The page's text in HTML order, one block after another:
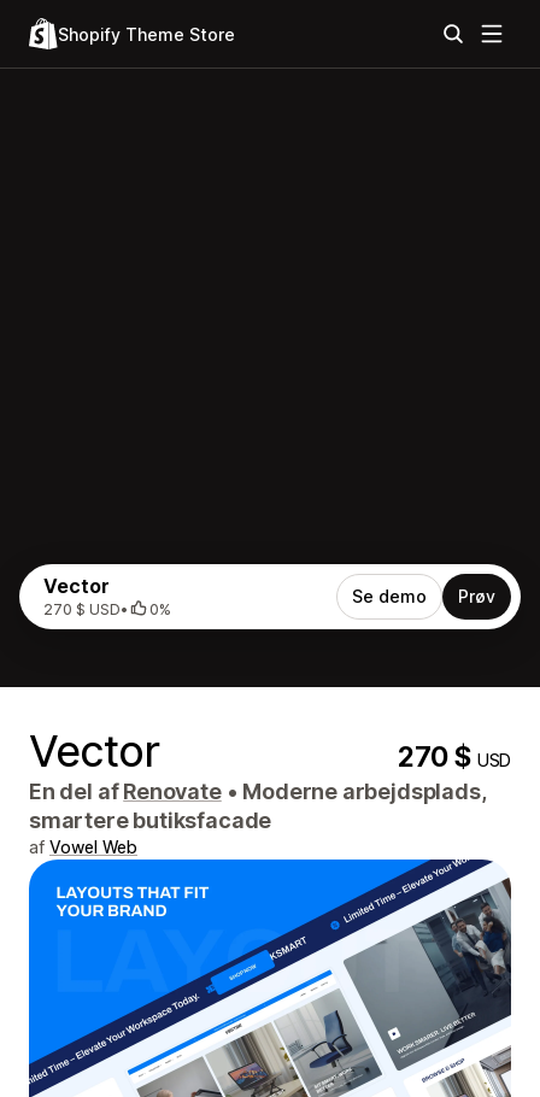
Shopify Theme Store
Vector
270 $ USD• 0%
Se demo Prøv
Vector 270 $USD
En del afRenovate • Moderne arbejdsplads,
smartere butiksfacade
af Vowel Web